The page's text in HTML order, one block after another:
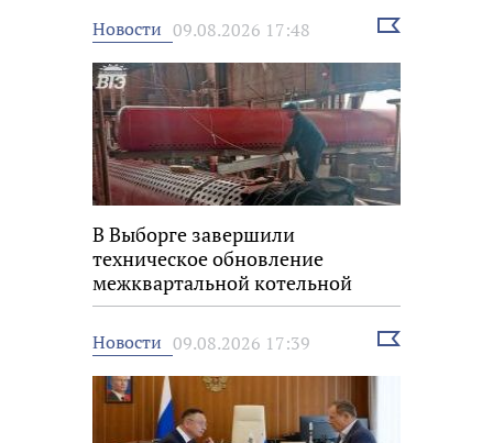
Новости 09.08.2026 17:48
Выбрать
В Выборге завершили
техническое обновление
межквартальной котельной
Новости 09.08.2026 17:39
Выбрать